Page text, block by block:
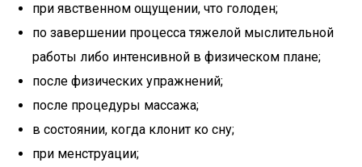
при явственном ощущении, что голоден;
по завершении процесса тяжелой мыслительной
работы либо интенсивной в физическом плане;
после физических упражнений;
после процедуры массажа;
в состоянии, когда клонит ко сну;
при менструации;